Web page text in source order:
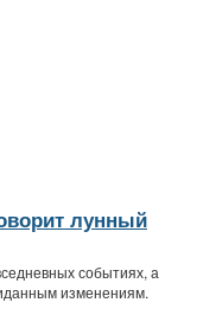
лунный
событиях, а
изменениям.